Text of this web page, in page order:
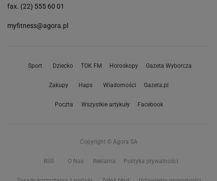
fax. (22) 555 60 01
myfitness@agora.pl
Sport Dziecko TOK FM Horoskopy Gazeta Wyborcza
Zakupy Haps Wiadomości Gazeta.pl
Poczta Wszystkie artykuły Facebook
Copyright © Agora SA
RSS O Nas Reklama Polityka prywatności